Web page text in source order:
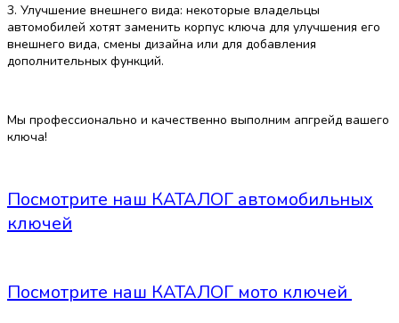
3. Улучшение внешнего вида: некоторые владельцы
автомобилей хотят заменить корпус ключа для улучшения его
внешнего вида, смены дизайна или для добавления
дополнительных функций.
Мы профессионально и качественно выполним апгрейд вашего
ключа!
Посмотрите наш КАТАЛОГ автомобильных
ключей
Посмотрите наш КАТАЛОГ мото ключей